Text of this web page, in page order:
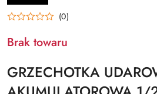
(0)
Brak towaru
GRZECHOTKA